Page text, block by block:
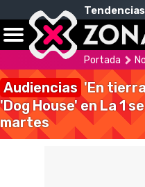
Portada
Audiencias 'En
'Dog House' en La 1
martes